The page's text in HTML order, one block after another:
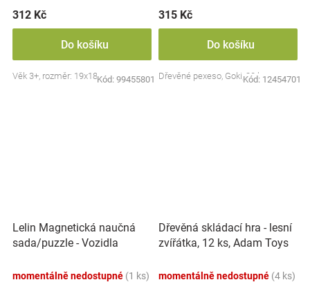
312 Kč
Do košíku
Věk 3+, rozměr: 19x18 cm
Kód: 99455801
315 Kč
Do košíku
Dřevěné pexeso, Goki, 32 ks
Kód: 12454701
Lelin Magnetická naučná
sada/puzzle - Vozidla
momentálně nedostupné (1 ks)
Dřevěná skládací hra - lesní
zvířátka, 12 ks, Adam Toys
momentálně nedostupné (4 ks)